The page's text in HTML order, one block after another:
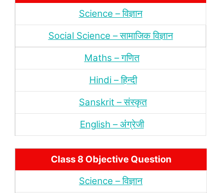
Science – विज्ञान
Social Science – सामाजिक विज्ञान
Maths – गणित
Hindi – हिन्‍दी
Sanskrit – संस्‍कृत
English – अंंग्रेजी
Class 8 Objective Question
Science – विज्ञान